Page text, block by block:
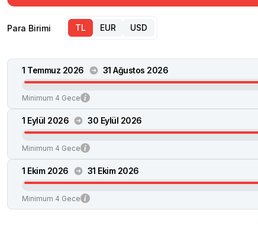
Para Birimi TL EUR USD
1 Temmuz 2026 31 Ağustos 2026
Minimum 4 Gece
1 Eylül 2026 30 Eylül 2026
Minimum 4 Gece
1 Ekim 2026 31 Ekim 2026
Minimum 4 Gece